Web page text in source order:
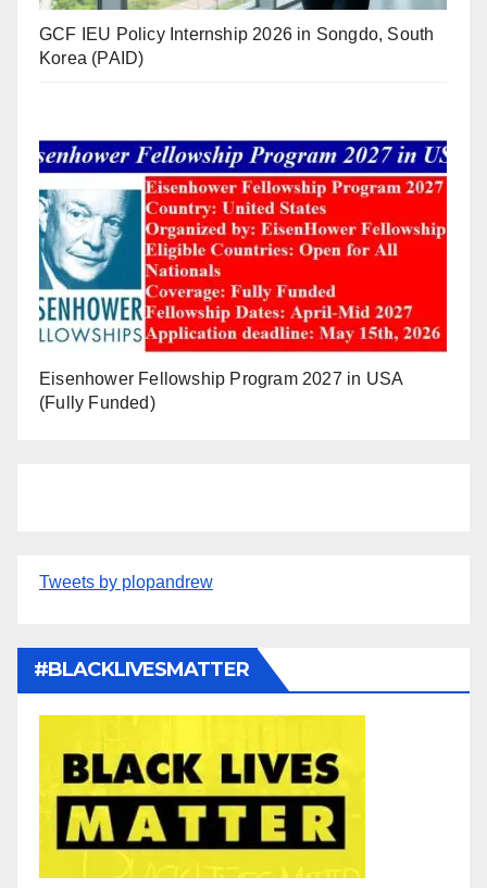
GCF IEU Policy Internship 2026 in Songdo, South
Korea (PAID)
Eisenhower Fellowship Program 2027 in USA
(Fully Funded)
Tweets by plopandrew
#BLACKLIVESMATTER